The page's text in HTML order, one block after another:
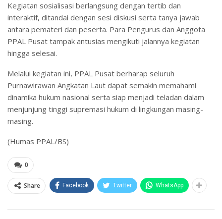
Kegiatan sosialisasi berlangsung dengan tertib dan
interaktif, ditandai dengan sesi diskusi serta tanya jawab
antara pemateri dan peserta. Para Pengurus dan Anggota
PPAL Pusat tampak antusias mengikuti jalannya kegiatan
hingga selesai.
Melalui kegiatan ini, PPAL Pusat berharap seluruh
Purnawirawan Angkatan Laut dapat semakin memahami
dinamika hukum nasional serta siap menjadi teladan dalam
menjunjung tinggi supremasi hukum di lingkungan masing-
masing.
(Humas PPAL/BS)
0
Share Facebook Twitter WhatsApp